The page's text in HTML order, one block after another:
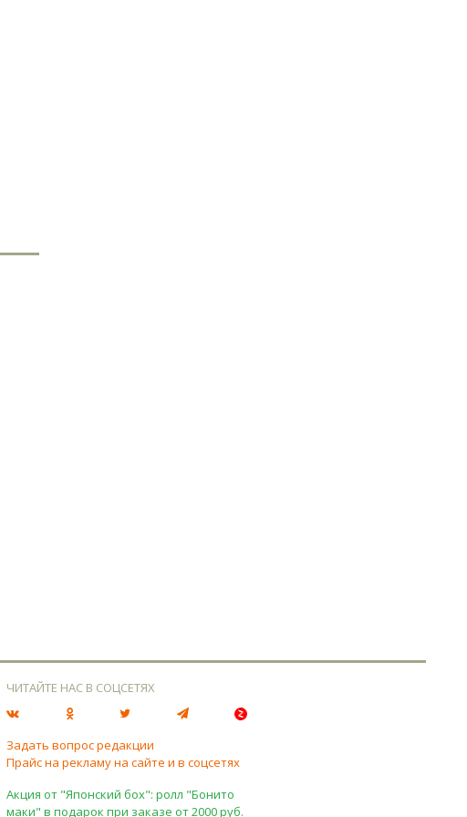
ЧИТАЙТЕ НАС В СОЦСЕТЯХ
Задать вопрос редакции
Прайс на рекламу на сайте и в соцсетях
Акция от "Японский бох": ролл "Бонито
маки" в подарок при заказе от 2000 руб.